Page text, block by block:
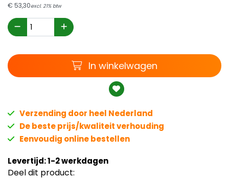
€ 53,30excl. 21% btw
Winkelwagen
In winkelwagen
Verzending door heel Nederland
De beste prijs/kwaliteit verhouding
Eenvoudig online bestellen
Levertijd: 1-2 werkdagen
Deel dit product: